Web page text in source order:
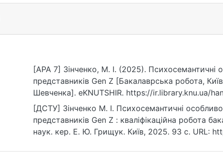
[APA 7] Зінченко, М. І. (2025). Психосемантичні
представників Gen Z [Бакалаврська робота,
Шевченка]. eKNUTSHIR. https://ir.library.knu.ua/
[ДСТУ] Зінченко М. І. Психосемантичні
представників Gen Z : кваліфікаційна робота
наук. кер. Е. Ю. Грищук. Київ, 2025. 93 с. URL: